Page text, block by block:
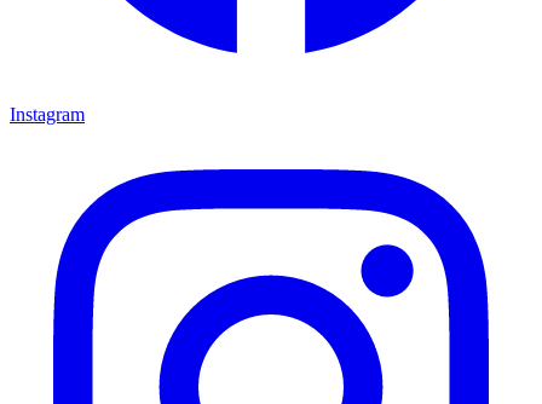
Instagram